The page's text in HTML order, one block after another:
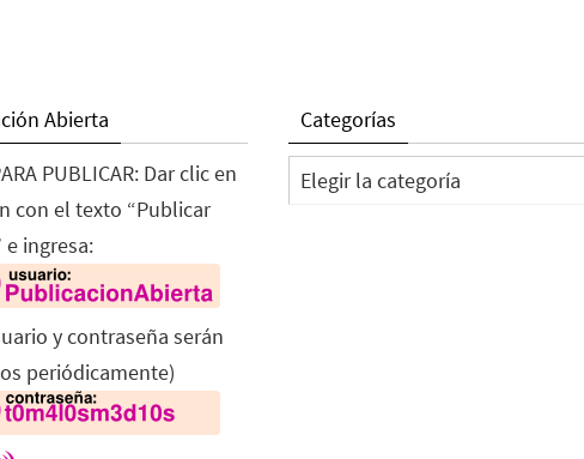
Abierta
PUBLICAR: Dar clic en
con el texto “Publicar
ingresa:
y contraseña serán
periódicamente)
Categorías
Categorías